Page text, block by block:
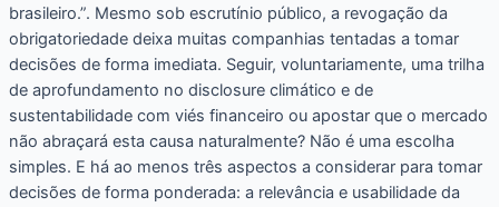
brasileiro.”. Mesmo sob escrutínio público, a revogação da
obrigatoriedade deixa muitas companhias tentadas a tomar
decisões de forma imediata. Seguir, voluntariamente, uma trilha
de aprofundamento no disclosure climático e de
sustentabilidade com viés financeiro ou apostar que o mercado
não abraçará esta causa naturalmente? Não é uma escolha
simples. E há ao menos três aspectos a considerar para tomar
decisões de forma ponderada: a relevância e usabilidade da